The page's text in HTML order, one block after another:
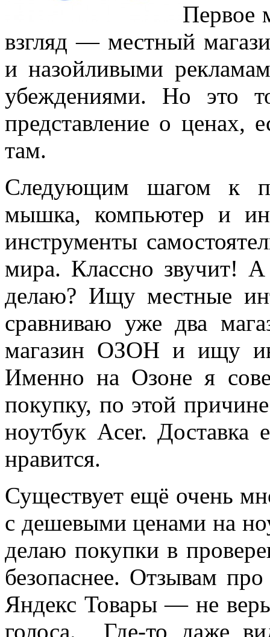
Первое
взгляд — местный
и назойливыми
убеждениями. Но это
представление о ценах,
там.
Следующим шагом к
мышка, компьютер и
инструменты
мира. Классно звучит!
делаю? Ищу местные
сравниваю уже два
магазин ОЗОН и ищу
Именно на Озоне я
покупку, по этой
ноутбук Acer. Доставка
нравится.
Существует ещё очень
с дешевыми ценами на
делаю покупки в
безопаснее. Отзывам
Яндекс Товары — не
голоса. Где-то даже